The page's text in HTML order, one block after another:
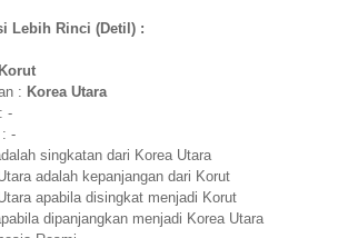
Lebih Rinci (Detil) :
Korut
: Korea Utara
-
: -
singkatan dari Korea Utara
adalah kepanjangan dari Korut
apabila disingkat menjadi Korut
dipanjangkan menjadi Korea Utara